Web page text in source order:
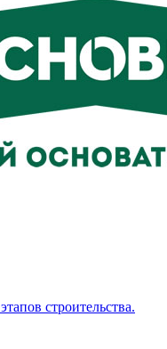
строительства.